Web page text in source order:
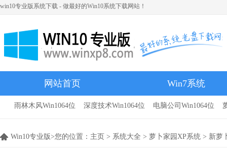
win10专业版系统下载 - 做最好的Win10系统下载网站！
网站首页 Win7系统
雨林木风
雨林木风Win1064位 深度技术Win1064位 电脑公司Win1064位
Win10专业版>您的位置： 主页 > 系统大全 > 萝卜家园XP系统 > 新萝